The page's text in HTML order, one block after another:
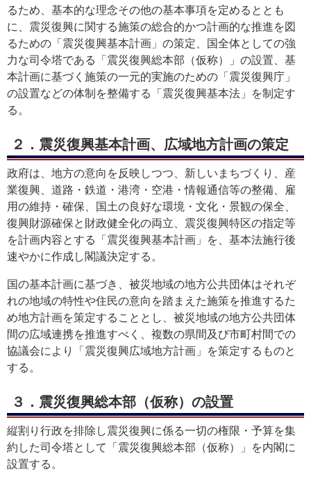
るため、基本的な理念その他の基本事項を定めるととも
に、震災復興に関する施策の総合的かつ計画的な推進を図
るための「震災復興基本計画」の策定、国全体としての強
力な司令塔である「震災復興総本部（仮称）」の設置、基
本計画に基づく施策の一元的実施のための「震災復興庁」
の設置などの体制を整備する「震災復興基本法」を制定す
る。
２．震災復興基本計画、広域地方計画の策定
政府は、地方の意向を反映しつつ、新しいまちづくり、産
業復興、道路・鉄道・港湾・空港・情報通信等の整備、雇
用の維持・確保、国土の良好な環境・文化・景観の保全、
復興財源確保と財政健全化の両立、震災復興特区の指定等
を計画内容とする「震災復興基本計画」を、基本法施行後
速やかに作成し閣議決定する。
国の基本計画に基づき、被災地域の地方公共団体はそれぞ
れの地域の特性や住民の意向を踏まえた施策を推進するた
め地方計画を策定することとし、被災地域の地方公共団体
間の広域連携を推進すべく、複数の県間及び市町村間での
協議会により「震災復興広域地方計画」を策定するものと
する。
３．震災復興総本部（仮称）の設置
縦割り行政を排除し震災復興に係る一切の権限・予算を集
約した司令塔として「震災復興総本部（仮称）」を内閣に
設置する。